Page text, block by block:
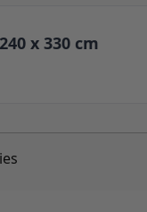
x 330 cm